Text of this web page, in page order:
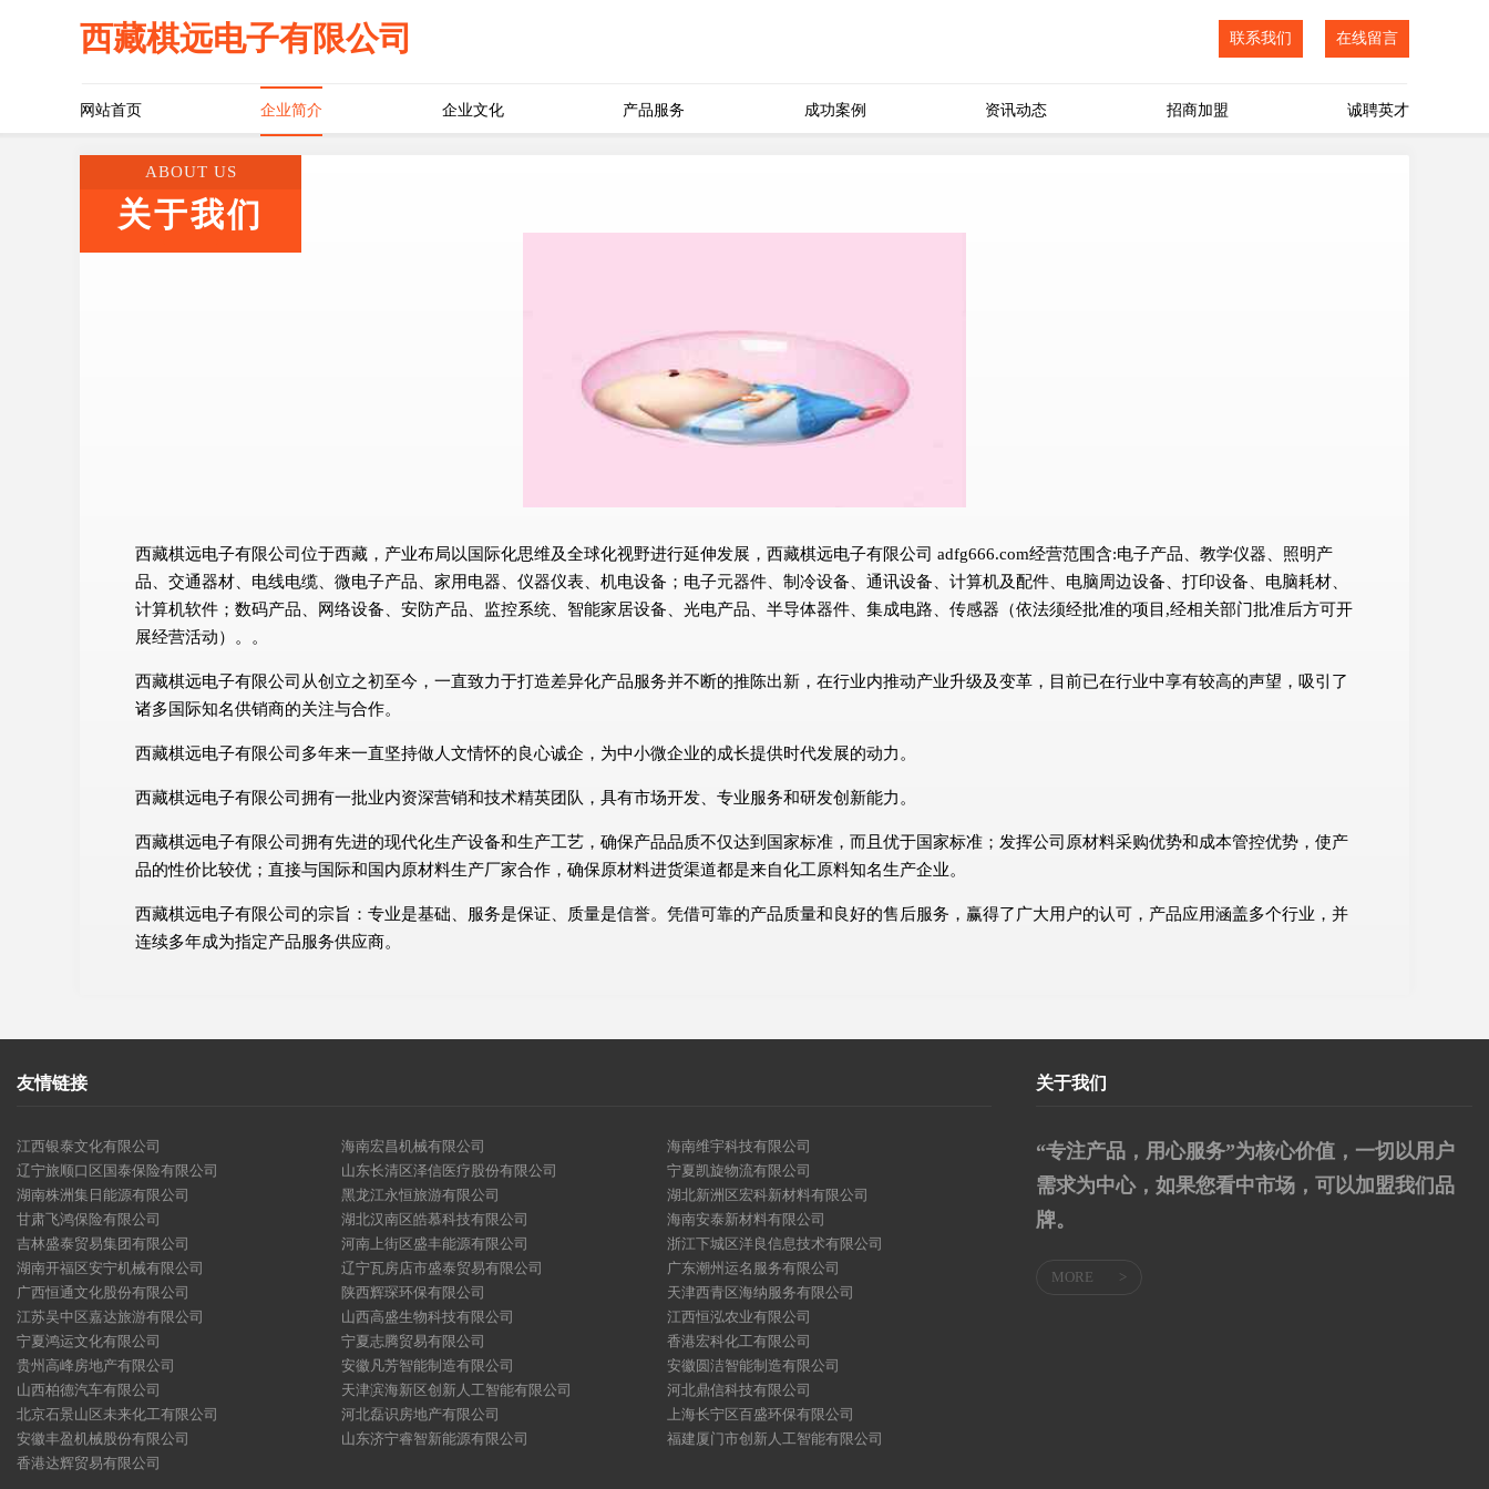
西藏棋远电子有限公司 联系我们 在线留言
网站首页 企业简介 企业文化 产品服务 成功案例 资讯动态 招商加盟 诚聘英才
ABOUT US
关于我们
西藏棋远电子有限公司位于西藏，产业布局以国际化思维及全球化视野进行延伸发展，西藏棋远电子有限公司 adfg666.com经营范围含:电子产品、教学仪器、照明产
品、交通器材、电线电缆、微电子产品、家用电器、仪器仪表、机电设备；电子元器件、制冷设备、通讯设备、计算机及配件、电脑周边设备、打印设备、电脑耗材、
计算机软件；数码产品、网络设备、安防产品、监控系统、智能家居设备、光电产品、半导体器件、集成电路、传感器（依法须经批准的项目,经相关部门批准后方可开
展经营活动）。。
西藏棋远电子有限公司从创立之初至今，一直致力于打造差异化产品服务并不断的推陈出新，在行业内推动产业升级及变革，目前已在行业中享有较高的声望，吸引了
诸多国际知名供销商的关注与合作。
西藏棋远电子有限公司多年来一直坚持做人文情怀的良心诚企，为中小微企业的成长提供时代发展的动力。
西藏棋远电子有限公司拥有一批业内资深营销和技术精英团队，具有市场开发、专业服务和研发创新能力。
西藏棋远电子有限公司拥有先进的现代化生产设备和生产工艺，确保产品品质不仅达到国家标准，而且优于国家标准；发挥公司原材料采购优势和成本管控优势，使产
品的性价比较优；直接与国际和国内原材料生产厂家合作，确保原材料进货渠道都是来自化工原料知名生产企业。
西藏棋远电子有限公司的宗旨：专业是基础、服务是保证、质量是信誉。凭借可靠的产品质量和良好的售后服务，赢得了广大用户的认可，产品应用涵盖多个行业，并
连续多年成为指定产品服务供应商。
友情链接
江西银泰文化有限公司 海南宏昌机械有限公司
海南维宇科技有限公司
辽宁旅顺口区国泰保险有限公司
山东长清区泽信医疗股份有限公司
宁夏凯旋物流有限公司
湖南株洲集日能源有限公司
黑龙江永恒旅游有限公司
湖北新洲区宏科新材料有限公司
甘肃飞鸿保险有限公司
湖北汉南区皓慕科技有限公司
海南安泰新材料有限公司
吉林盛泰贸易集团有限公司
河南上街区盛丰能源有限公司
浙江下城区洋良信息技术有限公司
湖南开福区安宁机械有限公司
辽宁瓦房店市盛泰贸易有限公司
广东潮州运名服务有限公司
广西恒通文化股份有限公司
陕西辉琛环保有限公司
天津西青区海纳服务有限公司
江苏吴中区嘉达旅游有限公司
山西高盛生物科技有限公司
江西恒泓农业有限公司
宁夏鸿运文化有限公司
宁夏志腾贸易有限公司
香港宏科化工有限公司
贵州高峰房地产有限公司
安徽凡芳智能制造有限公司
安徽圆洁智能制造有限公司
山西柏德汽车有限公司
天津滨海新区创新人工智能有限公司
河北鼎信科技有限公司
北京石景山区未来化工有限公司
河北磊识房地产有限公司
上海长宁区百盛环保有限公司
安徽丰盈机械股份有限公司
山东济宁睿智新能源有限公司
福建厦门市创新人工智能有限公司
香港达辉贸易有限公司
关于我们
“专注产品，用心服务”为核心价值，一切以用户
需求为中心，如果您看中市场，可以加盟我们品
牌。
MORE >